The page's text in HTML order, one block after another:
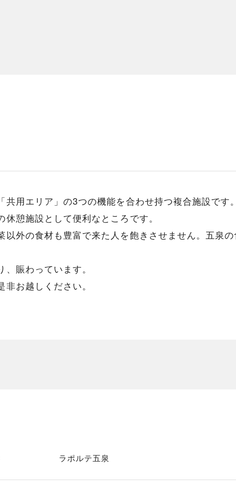
共用エリア」の3つの機能を合わせ持つ複合施設で
憩施設として便利なところです。
外の食材も豊富で来た人を飽きさせません。五泉
賑わっています。
ラポルテ五泉